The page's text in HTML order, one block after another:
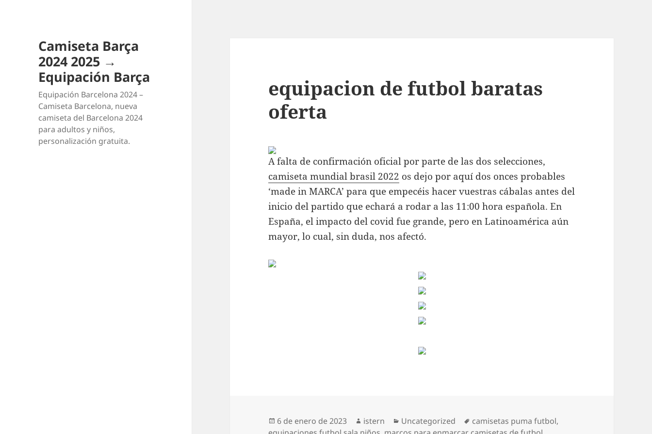
Camiseta Barça
2024 2025 →
Equipación Barça
Equipación Barcelona 2024 –
Camiseta Barcelona, nueva
camiseta del Barcelona 2024
para adultos y niños,
personalización gratuita.
equipacion de futbol baratas
oferta
A falta de confirmación oficial por parte de las dos selecciones,
camiseta mundial brasil 2022 os dejo por aquí dos onces probables
‘made in MARCA’ para que empecéis hacer vuestras cábalas antes del
inicio del partido que echará a rodar a las 11:00 hora española. En
España, el impacto del covid fue grande, pero en Latinoamérica aún
mayor, lo cual, sin duda, nos afectó.
Publicado
6 de enero de 2023 Autor
istern Categorías
Uncategorized Etiquetas
camisetas puma futbol,